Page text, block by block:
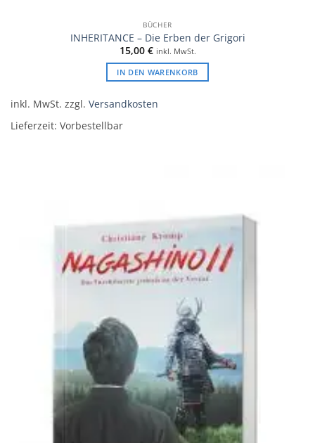
BÜCHER
INHERITANCE – Die Erben der Grigori
15,00 € inkl. MwSt.
IN DEN WARENKORB
inkl. MwSt. zzgl. Versandkosten
Lieferzeit: Vorbestellbar